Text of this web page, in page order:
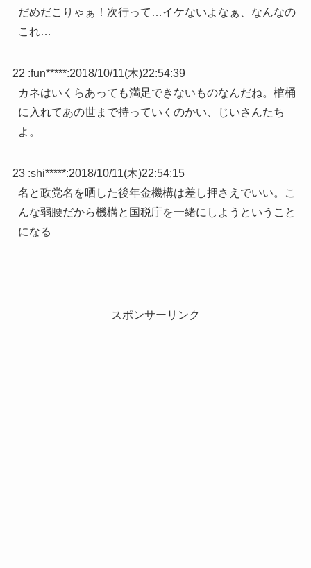
だめだこりゃぁ！次行って…イケないよなぁ、なんなの
これ…
22 :fun*****:2018/10/11(木)22:54:39
カネはいくらあっても満足できないものなんだね。棺桶
に入れてあの世まで持っていくのかい、じいさんたち
よ。
23 :shi*****:2018/10/11(木)22:54:15
名と政党名を晒した後年金機構は差し押さえでいい。こ
んな弱腰だから機構と国税庁を一緒にしようということ
になる
スポンサーリンク